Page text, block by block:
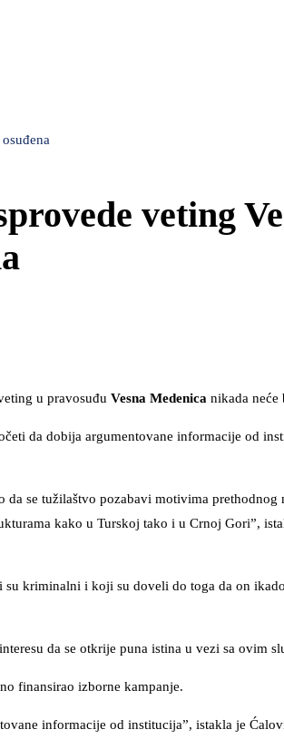
veting
u pravosuđu Vesna Medenica nikada
da dobija argumentovane informacije od
se tužilaštvo pozabavi motivima prethodnog
kako u Turskoj tako i u Crnoj Gori”,
kriminalni i koji su doveli do toga da on
da se otkrije puna istina u vezi sa ovim
finansirao izborne kampanje.
informacije od institucija”, istakla je